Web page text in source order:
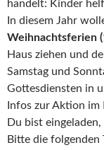
handelt: Kinder
In diesem Jahr
Weihnachtsferien
Haus ziehen und
Samstag und
Gottesdiensten in
Infos zur Aktion im
Du bist
Bitte die folgenden